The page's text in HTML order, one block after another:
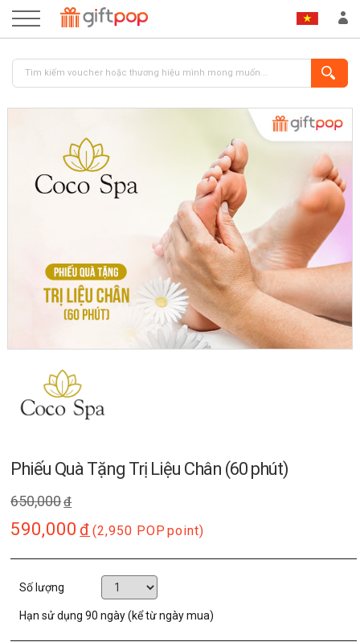
ĐĂNG KÝ
Phiếu Quà Tặng Trị Liệu Chân (60 phút)
650,000đ
590,000 đ (2,950 POP point)
Số lượng
Hạn sử dụng90 ngày (kể từ ngày mua)